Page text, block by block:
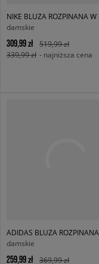
damskie
309,99 zł
519,99 zł
339,99 zł - najniższa cena
damskie
259,99 zł
369,99 zł